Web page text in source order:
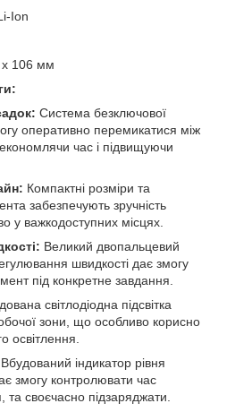
Ion
106 мм
Система безключової
оперативно перемикатися між
час і підвищуючи
Компактні розміри та
забезпечують зручність
у важкодоступних місцях.
Великий двопальцевий
швидкості дає змогу
під конкретне завдання.
світлодіодна підсвітка
зони, що особливо корисно
освітлення.
Вбудований індикатор рівня
змогу контролювати час
своєчасно підзаряджати.